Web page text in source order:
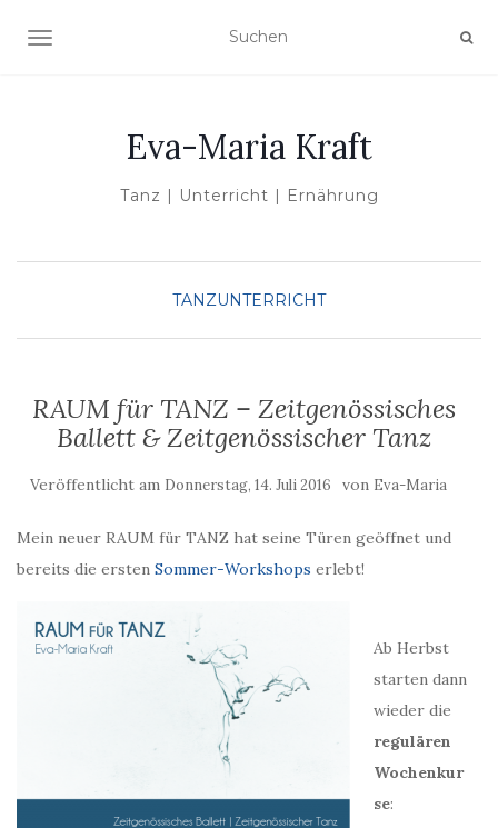
NAVIGATION UMSCHALTEN
Eva-Maria Kraft
Tanz | Unterricht | Ernährung
TANZUNTERRICHT
RAUM für TANZ – Zeitgenössisches
Ballett & Zeitgenössischer Tanz
Veröffentlicht am Donnerstag, 14. Juli 2016 von Eva-Maria
Mein neuer RAUM für TANZ hat seine Türen geöffnet und
bereits die ersten Sommer-Workshops erlebt!
Ab Herbst
starten dann
wieder die
regulären
Wochenkur
se: